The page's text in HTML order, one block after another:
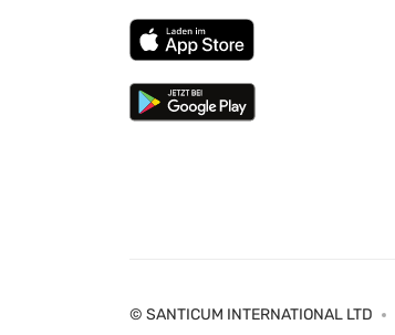
© SANTICUM INTERNATIONAL LTD